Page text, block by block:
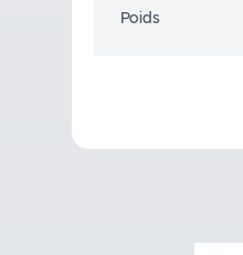
Poids